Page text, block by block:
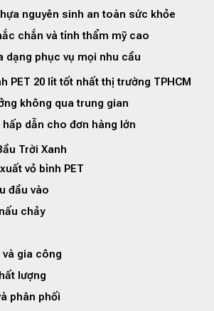
nguyên sinh an toàn sức khỏe
chắn và tính thẩm mỹ cao
dạng phục vụ mọi nhu cầu
PET 20 lít tốt nhất thị trường TPHCM
không qua trung gian
hấp dẫn cho đơn hàng lớn
Trời Xanh
vỏ bình PET
đầu vào
chảy
và gia công
lượng
phân phối